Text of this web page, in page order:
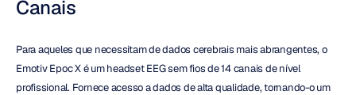
Canais
Para aqueles que necessitam de dados cerebrais mais abrangentes, o
Emotiv Epoc X é um headset EEG sem fios de 14 canais de nível
profissional. Fornece acesso a dados de alta qualidade, tornando-o um